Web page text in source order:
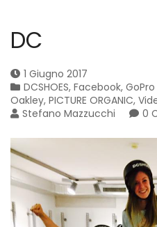
DC
1 Giugno 2017
DCSHOES, Facebook,
Oakley, PICTURE ORGANIC,
Stefano Mazzucchi
0